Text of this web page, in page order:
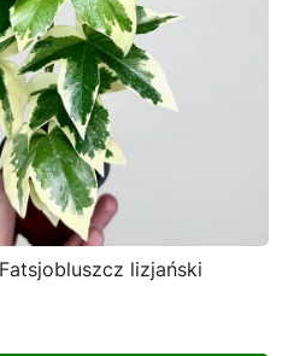
lizjański